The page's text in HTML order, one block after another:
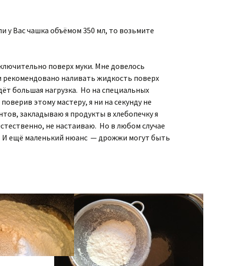
у Вас чашка объёмом 350 мл, то возьмите
поверх муки. Мне довелось
рекомендовано наливать жидкость поверх
большая нагрузка. Но на специальных
этому мастеру, я ни на секунду не
закладываю я продукты в хлебопечку я
не настаиваю. Но в любом случае
И ещё маленький нюанс — дрожжи могут быть